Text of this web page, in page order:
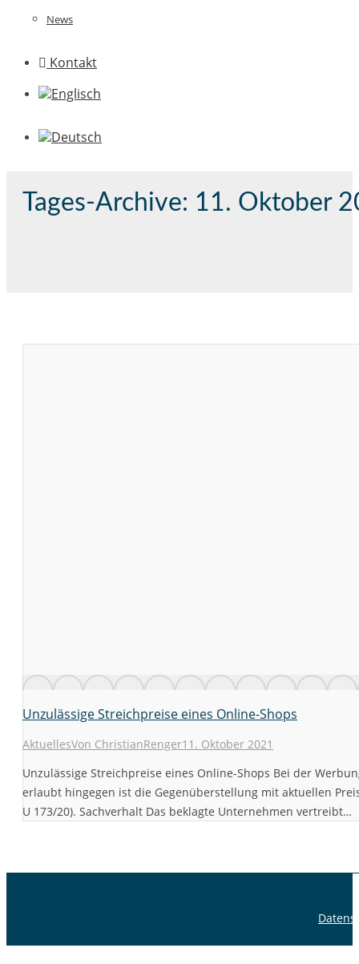
News
Kontakt
Tages-Archive: 11. Oktober
Unzulässige Streichpreise eines Online-Shops
AktuellesVon ChristianRenger11. Oktober 2021
Unzulässige Streichpreise eines Online-Shops Bei der
erlaubt hingegen ist die Gegenüberstellung mit aktuellen
U 173/20). Sachverhalt Das beklagte Unternehmen vertreibt…